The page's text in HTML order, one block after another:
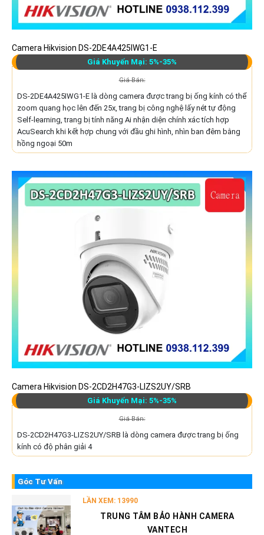
Camera Hikvision DS-2DE4A425IWG1-E
Giá Khuyến Mại: 5%-35%
Giá Bán:
DS-2DE4A425IWG1-E là dòng camera được trang bị ống kính có thể
zoom quang học lên đến 25x, trang bị công nghệ lấy nét tự động
Self-learning, trang bị tính năng Ai nhận diện chính xác tích hợp
AcuSearch khi kết hợp chung với đầu ghi hình, nhìn ban đêm bằng
hồng ngoại 50m
Camera Hikvision DS-2CD2H47G3-LIZS2UY/SRB
Giá Khuyến Mại: 5%-35%
Giá Bán:
DS-2CD2H47G3-LIZS2UY/SRB là dòng camera được trang bị ống
kính có độ phân giải 4
Góc Tư Vấn
LẦN XEM: 13990
TRUNG TÂM BẢO HÀNH CAMERA
VANTECH